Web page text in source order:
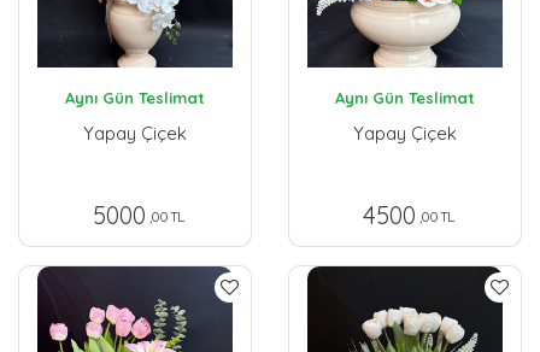
Aynı Gün Teslimat
Yapay Çiçek
5000 ,00 TL
Aynı Gün Teslimat
Yapay Çiçek
4500 ,00 TL